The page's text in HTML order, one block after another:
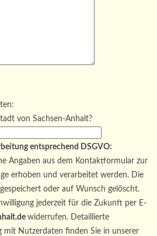
von Sachsen-Anhalt?
entsprechend DSGVO:
Angaben aus dem Kontaktformular zur
erhoben und verarbeitet werden. Die
oder auf Wunsch gelöscht.
jederzeit für die Zukunft per E-
widerrufen. Detaillierte
mit Nutzerdaten finden Sie in unserer